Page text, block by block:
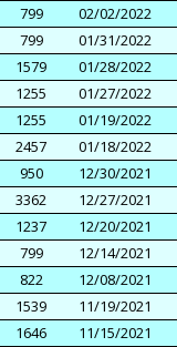
799
02/02/2022
799
01/31/2022
1579
01/28/2022
1255
01/27/2022
1255
01/19/2022
2457
01/18/2022
950
12/30/2021
3362
12/27/2021
1237
12/20/2021
799
12/14/2021
822
12/08/2021
1539
11/19/2021
1646
11/15/2021